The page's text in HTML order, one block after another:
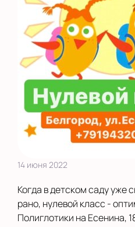
14 июня 2022
Когда в детском саду уже
рано, нулевой класс -
Полиглотики на Есенина,